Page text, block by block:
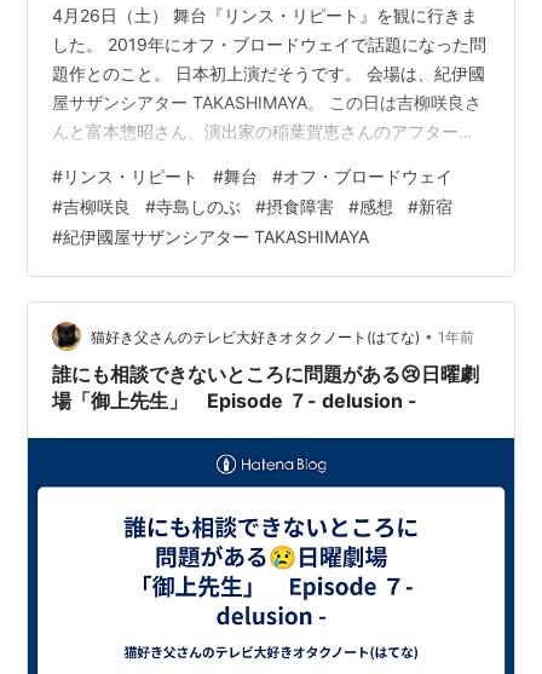
4月26日（土） 舞台『リンス・リピート』を観に行きま
した。 2019年にオフ・ブロードウェイで話題になった問
題作とのこと。 日本初上演だそうです。 会場は、紀伊國
屋サザンシアター TAKASHIMAYA。 この日は吉柳咲良さ
んと富本惣昭さん、演出家の稲葉賀恵さんのアフタート
摂食障害を抱えていた大学生のレイチェル（吉柳咲良）
が、施設での治療を経て、4か月ぶりに家族の元へと帰っ
てきた。家族とともに食事をして、以前のように自立し
た生活を手に入れるためだ。母・ジョーン（寺島しの
ぶ）と父・ピーター（松尾貴史）は愛する娘の帰宅を心
から喜び、弟・ブロデ…
#リンス・リピート #舞台 #オフ・ブロードウェイ
#吉柳咲良 #寺島しのぶ #摂食障害 #感想 #新宿
#紀伊國屋サザンシアター TAKASHIMAYA
猫好き父さんのテレビ大好きオタクノート(はてな) • 1年前
誰にも相談できないところに問題がある😢日曜劇
場「御上先生」 Episode ７- delusion -